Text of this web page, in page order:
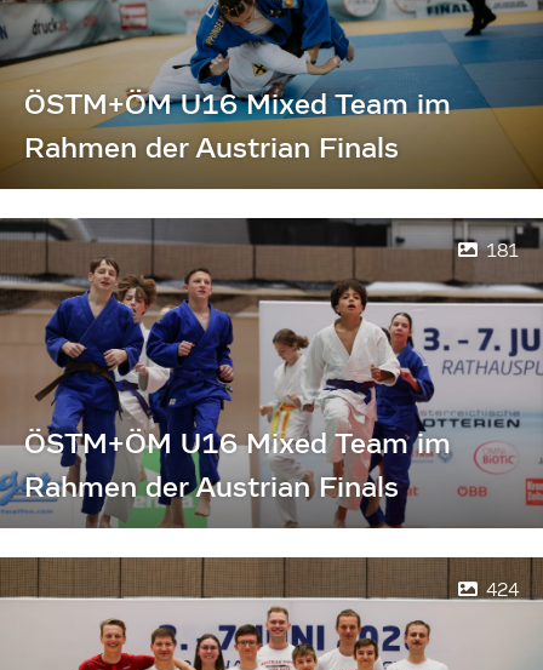
ÖSTM+ÖM U16 Mixed Team im
Rahmen der Austrian Finals
181
ÖSTM+ÖM U16 Mixed Team im
Rahmen der Austrian Finals
424